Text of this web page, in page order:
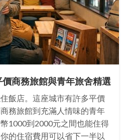
商務旅館與青年旅舍精選
飯店。這座城市有許多平價
務旅館到充滿人情味的青年
1000到2000元之間也能住得
的住宿費用可以省下一半以